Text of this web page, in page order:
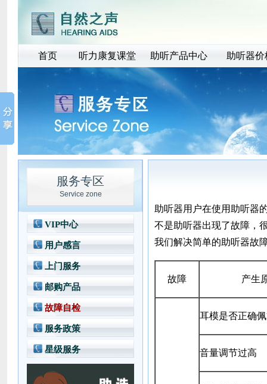
首页 听力康复课堂 助听产品中心 助听器价
服务专区
Service zone
VIP中心
用户感言
上门服务
邮购产品
故障自检
服务政策
星级服务
助听器用户在使用助听器
不是助听器出现了故障，
我们解决简单的助听器故
故障 产生
耳模是否正确
音量调节过高